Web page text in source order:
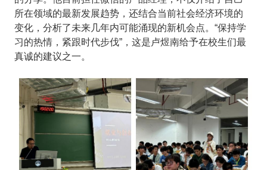
所在领域的最新发展趋势，还结合当前社会经济环境的
变化，分析了未来几年内可能涌现的新机会点。“保持学
习的热情，紧跟时代步伐”，这是卢煜南给予在校生们最
真诚的建议之一。